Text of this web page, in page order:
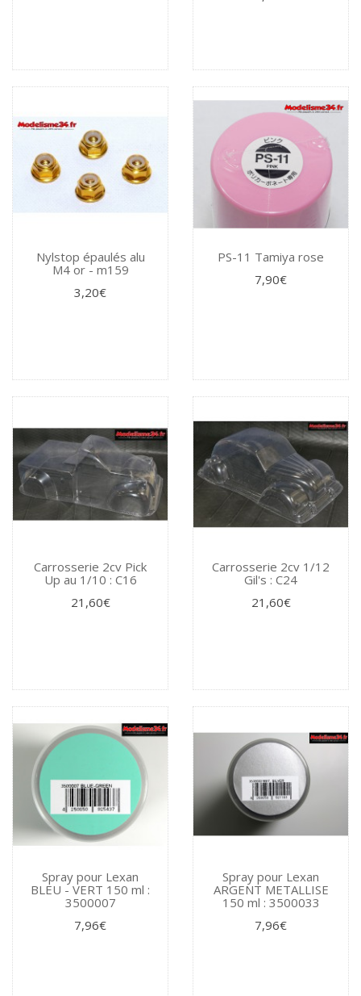
Nylstop épaulés alu
M4 or - m159
3,20€
PS-11 Tamiya rose
7,90€
Carrosserie 2cv Pick
Up au 1/10 : C16
21,60€
Carrosserie 2cv 1/12
Gil's : C24
21,60€
Spray pour Lexan
BLEU - VERT 150 ml :
3500007
7,96€
Spray pour Lexan
ARGENT METALLISE
150 ml : 3500033
7,96€